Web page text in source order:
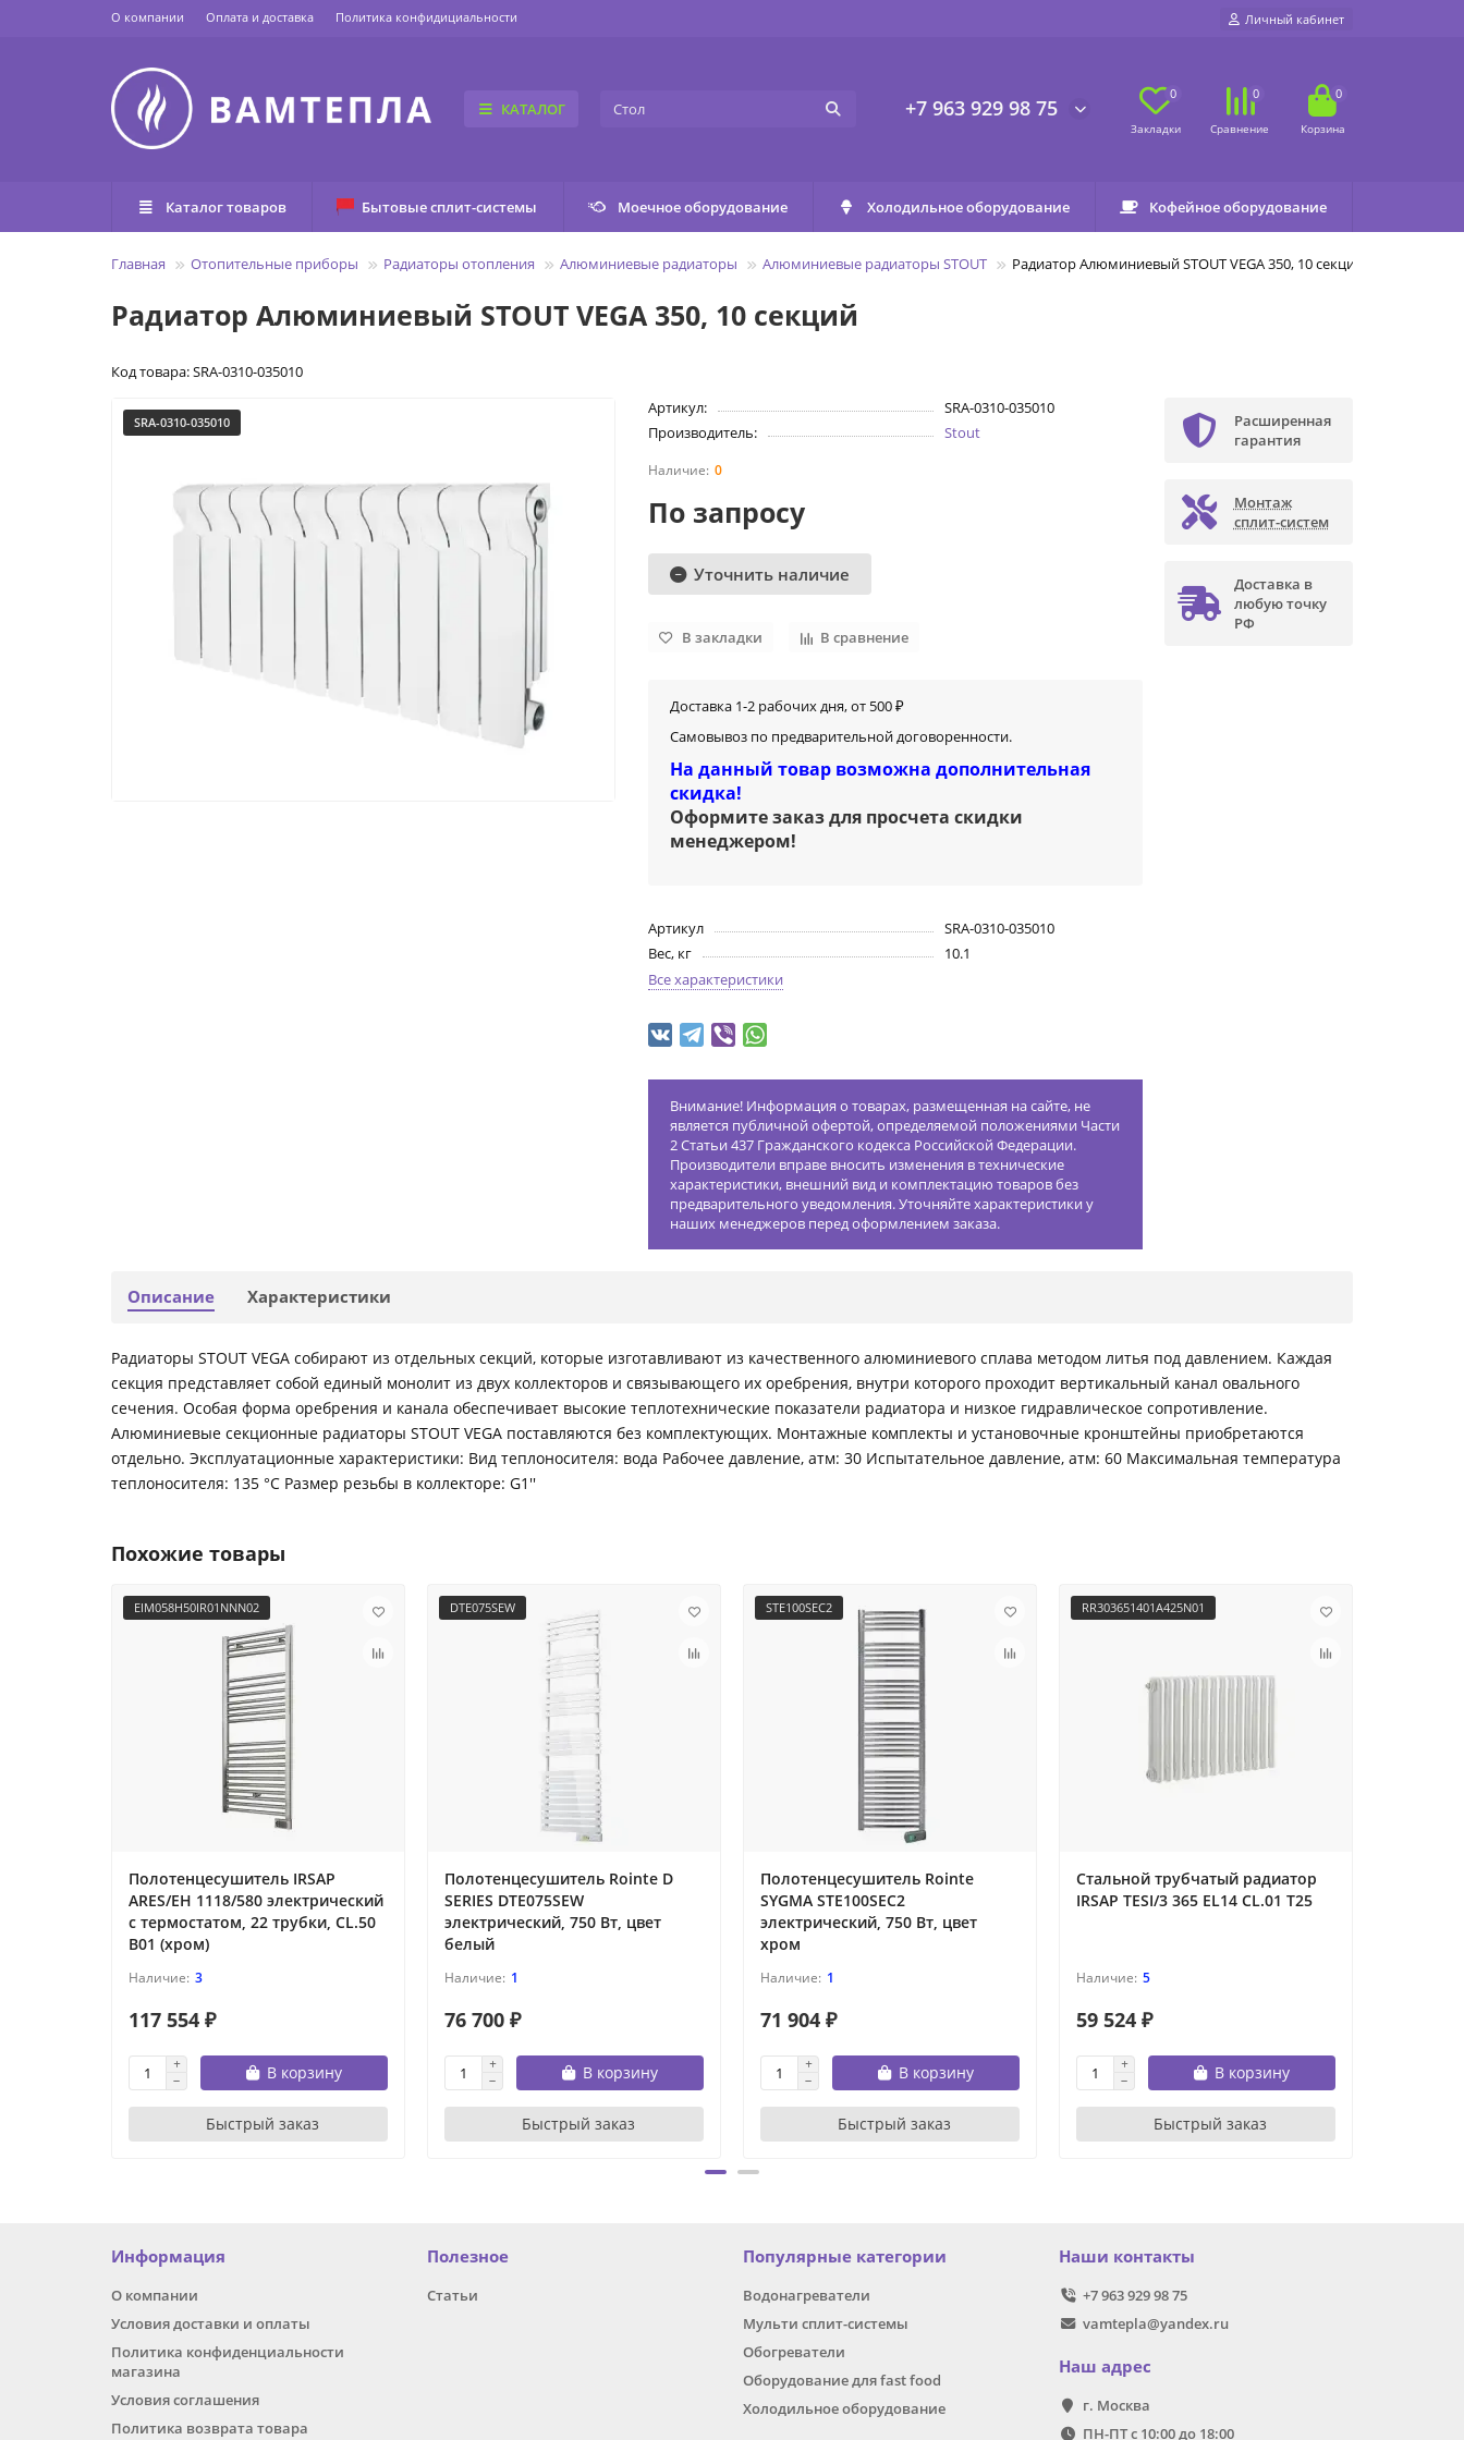
О компании Оплата и доставка Политика конфидициальности Личный кабинет
КАТАЛОГ +7 963 929 98 75
0 0 0
Каталог товаров Бытовые сплит-системы Моечное оборудование Холодильное оборудование Кофейное оборудование
Главная Отопительные приборы Радиаторы отопления Алюминиевые радиаторы Алюминиевые радиаторы STOUT Радиатор Алюминиевый STOUT VEGA 350, 10 секций
Радиатор Алюминиевый STOUT VEGA 350, 10 секций
Код товара: SRA-0310-035010
SRA-0310-035010
Артикул:
SRA-0310-035010
Производитель:
Stout
0
По запросу
Уточнить наличие
В закладки В сравнение
Доставка 1-2 рабочих дня, от 500 ₽
Самовывоз по предварительной договоренности.
На данный товар возможна дополнительная
скидка!
Оформите заказ для просчета скидки
менеджером!
Артикул
SRA-0310-035010
Вес, кг
10.1
Все характеристики
Внимание! Информация о товарах, размещенная на сайте, не
является публичной офертой, определяемой положениями Части
2 Статьи 437 Гражданского кодекса Российской Федерации.
Производители вправе вносить изменения в технические
характеристики, внешний вид и комплектацию товаров без
предварительного уведомления. Уточняйте характеристики у
наших менеджеров перед оформлением заказа.
Расширенная
гарантия
Монтаж
сплит-систем
Доставка в
любую точку
РФ
Описание Характеристики
Радиаторы STOUT VEGA собирают из отдельных секций, которые изготавливают из качественного алюминиевого сплава методом литья под давлением. Каждая
секция представляет собой единый монолит из двух коллекторов и связывающего их оребрения, внутри которого проходит вертикальный канал овального
сечения. Особая форма оребрения и канала обеспечивает высокие теплотехнические показатели радиатора и низкое гидравлическое сопротивление.
Алюминиевые секционные радиаторы STOUT VEGA поставляются без комплектующих. Монтажные комплекты и установочные кронштейны приобретаются
отдельно. Эксплуатационные характеристики: Вид теплоносителя: вода Рабочее давление, атм: 30 Испытательное давление, атм: 60 Максимальная температура
теплоносителя: 135 °С Размер резьбы в коллекторе: G1''
Похожие товары
EIM058H50IR01NNN02
Полотенцесушитель IRSAP
ARES/EH 1118/580 электрический
с термостатом, 22 трубки, CL.50
B01 (хром)
3
117 554 ₽
В корзину
Быстрый заказ
DTE075SEW
Полотенцесушитель Rointe D
SERIES DTE075SEW
электрический, 750 Вт, цвет
белый
1
76 700 ₽
В корзину
Быстрый заказ
STE100SEC2
Полотенцесушитель Rointe
SYGMA STE100SEC2
электрический, 750 Вт, цвет
хром
1
71 904 ₽
В корзину
Быстрый заказ
RR303651401A425N01
Стальной трубчатый радиатор
IRSAP TESI/3 365 EL14 CL.01 T25
5
59 524 ₽
В корзину
Быстрый заказ
Информация
О компании
Условия доставки и оплаты
Политика конфиденциальности
магазина
Условия соглашения
Политика возврата товара
Полезное
Статьи
Популярные категории
Водонагреватели
Мульти сплит-системы
Обогреватели
Оборудование для fast food
Холодильное оборудование
Наши контакты
+7 963 929 98 75
vamtepla@yandex.ru
Наш адрес
г. Москва
ПН-ПТ с 10:00 до 18:00